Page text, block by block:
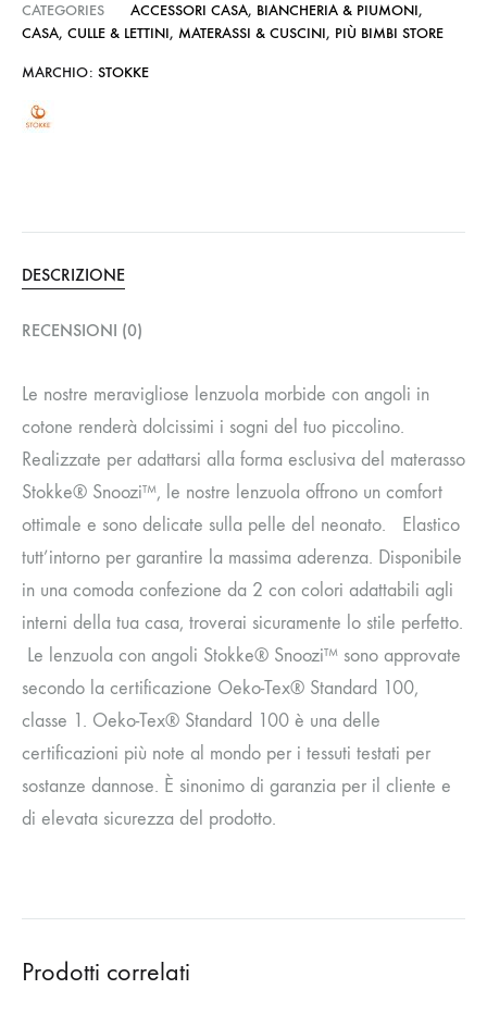
CATEGORIES
ACCESSORI CASA, BIANCHERIA & PIUMONI,
CASA, CULLE & LETTINI, MATERASSI & CUSCINI, PIÙ BIMBI STORE
MARCHIO: STOKKE
DESCRIZIONE
RECENSIONI (0)
Le nostre meravigliose lenzuola morbide con angoli in
cotone renderà dolcissimi i sogni del tuo piccolino.
Realizzate per adattarsi alla forma esclusiva del materasso
Stokke® Snoozi™, le nostre lenzuola offrono un comfort
ottimale e sono delicate sulla pelle del neonato. ​ ​ Elastico
tutt’intorno per garantire la massima aderenza. Disponibile
in una comoda confezione da 2 con colori adattabili agli
interni della tua casa, troverai sicuramente lo stile perfetto.​
​ ​Le lenzuola con angoli Stokke® Snoozi™ sono approvate
secondo la certificazione Oeko-Tex® Standard 100,
classe 1. Oeko-Tex® Standard 100 è una delle
certificazioni più note al mondo per i tessuti testati per
sostanze dannose. È sinonimo di garanzia per il cliente e
di elevata sicurezza del prodotto.
Prodotti correlati